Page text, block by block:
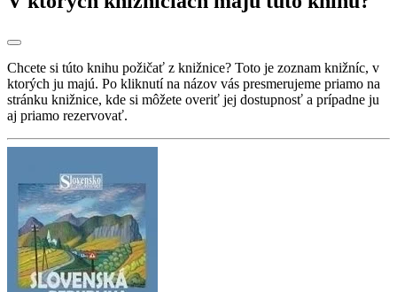
Chcete si túto knihu požičať z knižnice? Toto je zoznam knižníc, v
ktorých ju majú. Po kliknutí na názov vás presmerujeme priamo na
stránku knižnice, kde si môžete overiť jej dostupnosť a prípadne ju
aj priamo rezervovať.